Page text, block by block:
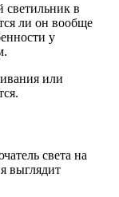
в
ли он вообще
у
или
света на
выглядит